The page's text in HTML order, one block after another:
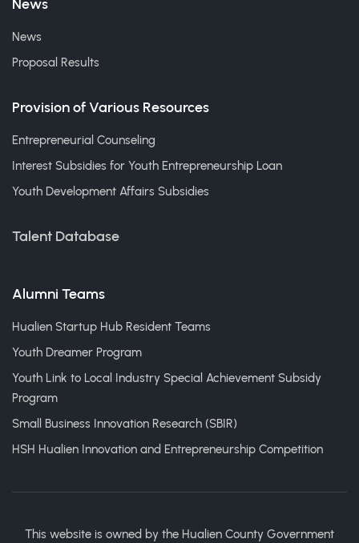
News
News
Proposal Results
Provision of Various Resources
Entrepreneurial Counseling
Interest Subsidies for Youth Entrepreneurship Loan
Youth Development Affairs Subsidies
Talent Database
Alumni Teams
Hualien Startup Hub Resident Teams
Youth Dreamer Program
Youth Link to Local Industry Special Achievement Subsidy
Program
Small Business Innovation Research (SBIR)
HSH Hualien Innovation and Entrepreneurship Competition
This website is owned by the Hualien County Government